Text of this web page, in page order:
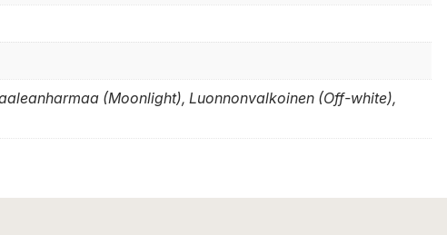
(Moonlight), Luonnonvalkoinen (Off-white),